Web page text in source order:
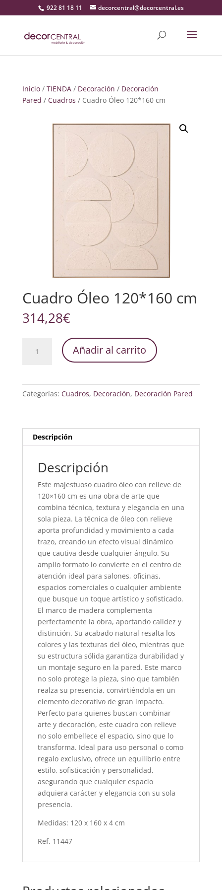
922 81 18 11 decorcentral@decorcentral.es
Inicio/ TIENDA/ Decoración / Decoración
Pared / Cuadros / Cuadro Óleo 120*160 cm
Cuadro Óleo 120*160 cm
314,28€
cantidad
Añadir al carrito
Categorías: Cuadros, Decoración, Decoración Pared
Descripción
Descripción
Este majestuoso cuadro óleo con relieve de
120×160 cm es una obra de arte que
combina técnica, textura y elegancia en una
sola pieza. La técnica de óleo con relieve
aporta profundidad y movimiento a cada
trazo, creando un efecto visual dinámico
que cautiva desde cualquier ángulo. Su
amplio formato lo convierte en el centro de
atención ideal para salones, oficinas,
espacios comerciales o cualquier ambiente
que busque un toque artístico y sofisticado.
El marco de madera complementa
perfectamente la obra, aportando calidez y
distinción. Su acabado natural resalta los
colores y las texturas del óleo, mientras que
su estructura sólida garantiza durabilidad y
un montaje seguro en la pared. Este marco
no solo protege la pieza, sino que también
realza su presencia, convirtiéndola en un
elemento decorativo de gran impacto.
Perfecto para quienes buscan combinar
arte y decoración, este cuadro con relieve
no solo embellece el espacio, sino que lo
transforma. Ideal para uso personal o como
regalo exclusivo, ofrece un equilibrio entre
estilo, sofisticación y personalidad,
asegurando que cualquier espacio
adquiera carácter y elegancia con su sola
presencia.
Medidas: 120 x 160 x 4 cm
Ref. 11447